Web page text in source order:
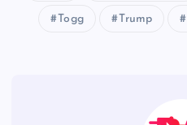
Togg Trump